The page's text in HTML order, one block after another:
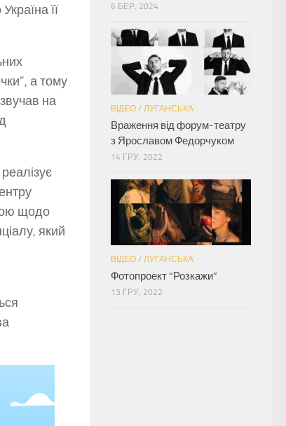
її
а тому
на
щодо
який
6 БЕР, 2024
ВІДЕО / ЛУГАНСЬКА
Враження від форум-театру
з Ярославом Федорчуком
14 ГРУ, 2022
ВІДЕО / ЛУГАНСЬКА
Фотопроект “Розкажи”
13 ГРУ, 2022